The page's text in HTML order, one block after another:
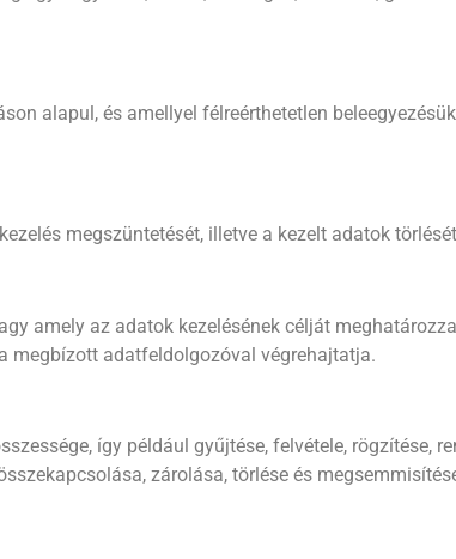
alapul, és amellyel félreérthetetlen
megszüntetését, illetve a kezelt adatok
amely az adatok kezelésének célját
megbízott adatfeldolgozóval végrehajtatja.
így például gyűjtése, felvétele, rögzítése,
zárolása, törlése és